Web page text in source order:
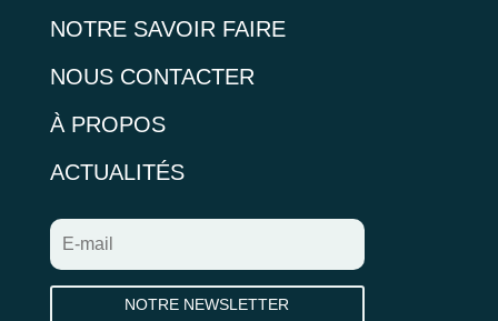
NOTRE SAVOIR FAIRE
NOUS CONTACTER
À PROPOS
ACTUALITÉS
NOTRE NEWSLETTER